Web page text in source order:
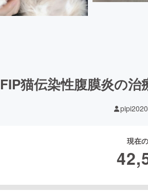
FIP猫伝染性腹膜炎の
pipi2020
現在